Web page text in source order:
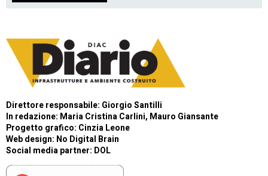
Direttore responsabile: Giorgio Santilli
In redazione: Maria Cristina Carlini, Mauro Giansante
Progetto grafico: Cinzia Leone
Web design: No Digital Brain
Social media partner: DOL